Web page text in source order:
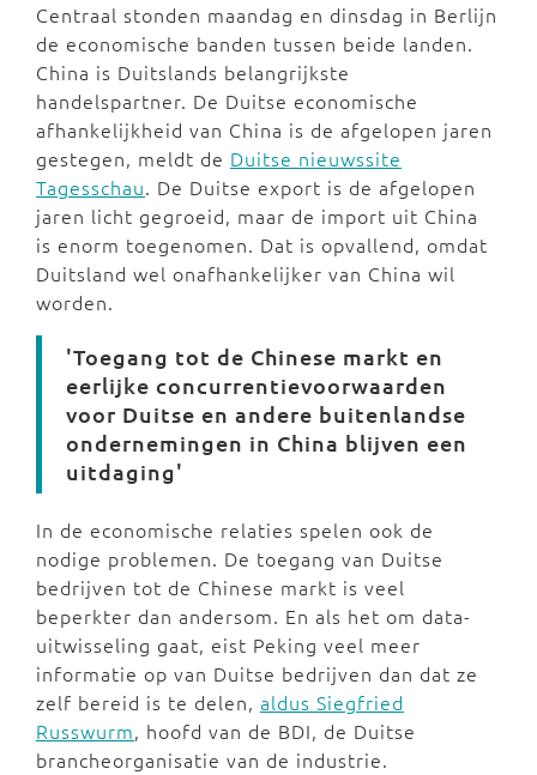
Centraal stonden maandag en dinsdag in Berlijn
de economische banden tussen beide landen.
China is Duitslands belangrijkste
handelspartner. De Duitse economische
afhankelijkheid van China is de afgelopen jaren
gestegen, meldt de Duitse nieuwssite
Tagesschau. De Duitse export is de afgelopen
jaren licht gegroeid, maar de import uit China
is enorm toegenomen. Dat is opvallend, omdat
Duitsland wel onafhankelijker van China wil
worden.
'Toegang tot de Chinese markt en
eerlijke concurrentievoorwaarden
voor Duitse en andere buitenlandse
ondernemingen in China blijven een
uitdaging'
In de economische relaties spelen ook de
nodige problemen. De toegang van Duitse
bedrijven tot de Chinese markt is veel
beperkter dan andersom. En als het om data-
uitwisseling gaat, eist Peking veel meer
informatie op van Duitse bedrijven dan dat ze
zelf bereid is te delen, aldus Siegfried
Russwurm, hoofd van de BDI, de Duitse
brancheorganisatie van de industrie.